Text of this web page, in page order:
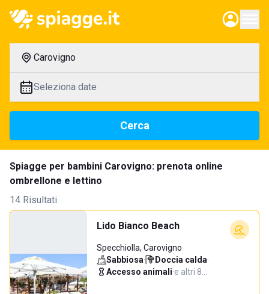
Carovigno
Seleziona date
Cerca
Spiagge per bambini Carovigno: prenota online
ombrellone e lettino
14 Risultati
Lido Bianco Beach
Specchiolla, Carovigno
Sabbiosa· Doccia calda·
Accesso animali·e altri 8…